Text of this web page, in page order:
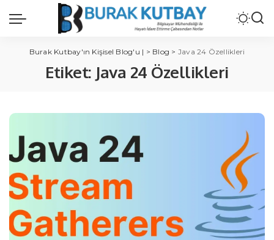
Burak Kutbay'ın Kişisel Blog'u | > Blog > Java 24 Özellikleri
Etiket: Java 24 Özellikleri